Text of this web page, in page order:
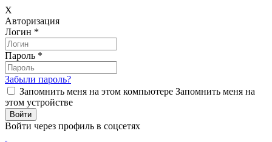
X
Авторизация
Логин *
Пароль *
Забыли пароль?
Запомнить меня на этом компьютере Запомнить меня на
этом устройстве
Войти через профиль в соцсетях